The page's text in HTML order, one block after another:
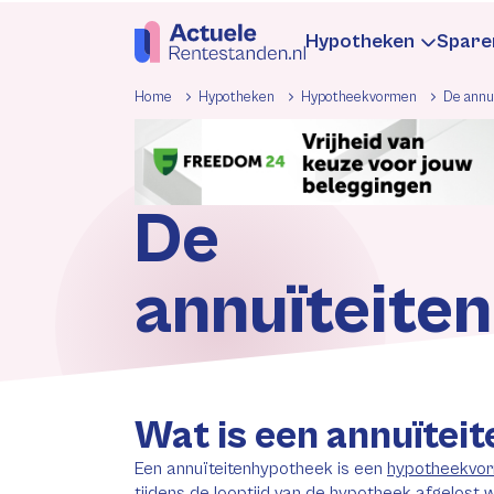
Hypotheken
Hypotheek
Home Hypotheken Hypotheekvormen De
De
Wat is een
Een annuïteitenhypotheek is een